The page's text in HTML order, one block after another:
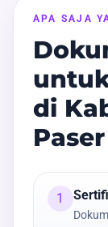
APA SAJA
di
1